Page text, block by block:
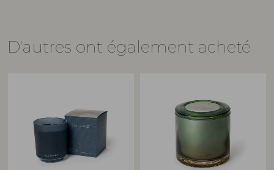
D'autres ont également acheté